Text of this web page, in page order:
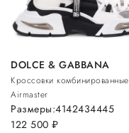
DOLCE & GABBANA
Кроссовки комбинированные
Airmaster
122 500 руб.
Размеры:4142434445